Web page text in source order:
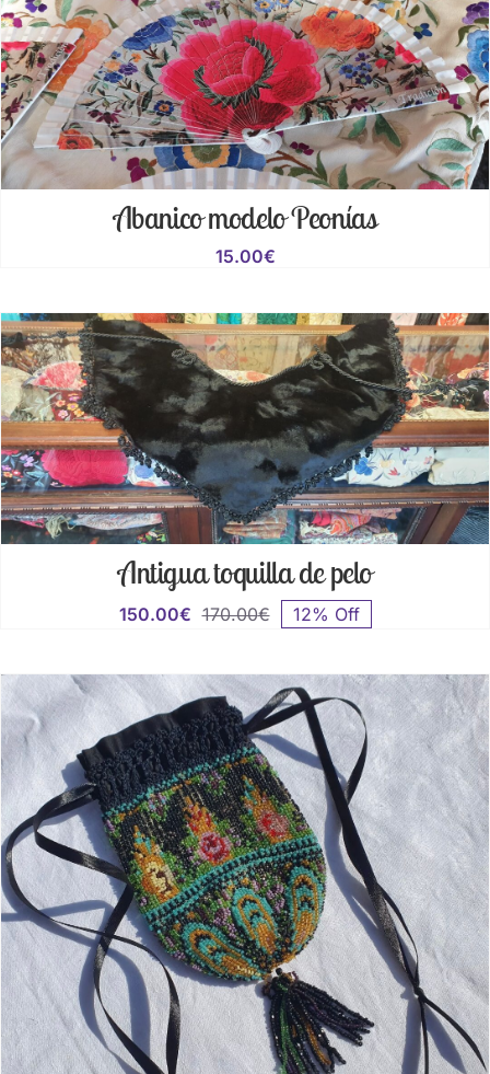
Abanico modelo Peonías
15.00€
Antigua toquilla de pelo
170.00€El
era:
170.00€.
150.00€
El
es:
150.00€.
12% Off